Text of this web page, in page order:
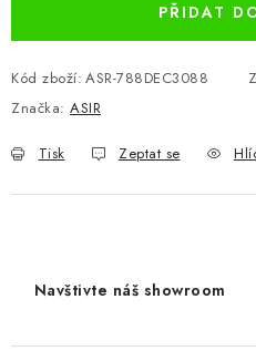
PŘIDAT
Kód zboží: ASR-788DEC3088
Značka: ASIR
Tisk Zeptat se
Navštivte náš showroom